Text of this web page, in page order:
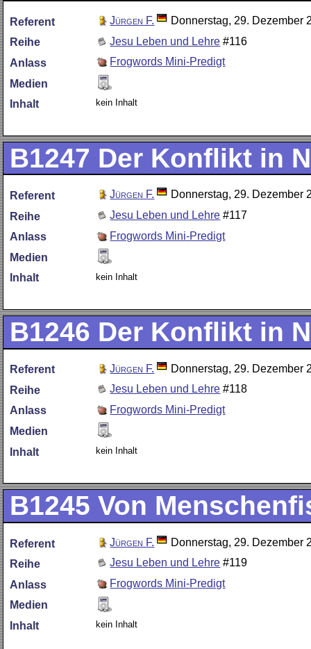
Referent Jürgen F.
Donnerstag, 29. Dezember
Reihe
Jesu Leben und Lehre #116
Anlass
Frogwords Mini-Predigt
Medien
Inhalt
kein Inhalt
B1247 Der Konflikt in
Referent Jürgen F.
Donnerstag, 29. Dezember
Reihe
Jesu Leben und Lehre #117
Anlass
Frogwords Mini-Predigt
Medien
Inhalt
kein Inhalt
B1246 Der Konflikt in
Referent Jürgen F.
Donnerstag, 29. Dezember
Reihe
Jesu Leben und Lehre #118
Anlass
Frogwords Mini-Predigt
Medien
Inhalt
kein Inhalt
B1245 Von
Referent Jürgen F.
Donnerstag, 29. Dezember
Reihe
Jesu Leben und Lehre #119
Anlass
Frogwords Mini-Predigt
Medien
Inhalt
kein Inhalt